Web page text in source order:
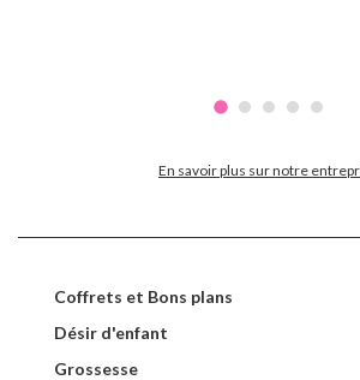
En savoir plus sur notre
Coffrets et Bons plans
Désir d'enfant
Grossesse